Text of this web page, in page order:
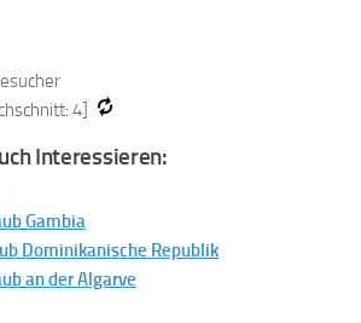
4]
Interessieren:
Gambia
Dominikanische Republik
an der Algarve